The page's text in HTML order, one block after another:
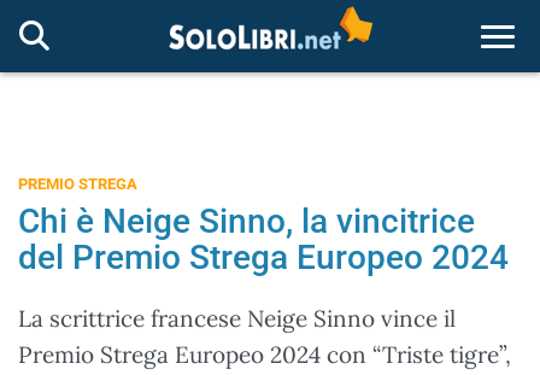
PREMIO STREGA
Chi è Neige Sinno, la vincitrice
del Premio Strega Europeo 2024
La scrittrice francese Neige Sinno vince il
Premio Strega Europeo 2024 con “Triste tigre”,